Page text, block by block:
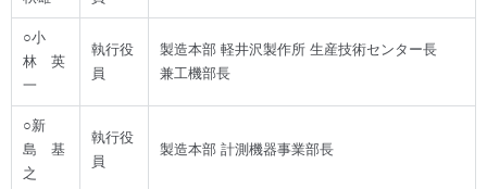
○小
林 英
一
執行役
員
製造本部 軽井沢製作所 生産技術センター長
兼工機部長
○新
島 基
之
執行役
員
製造本部 計測機器事業部長